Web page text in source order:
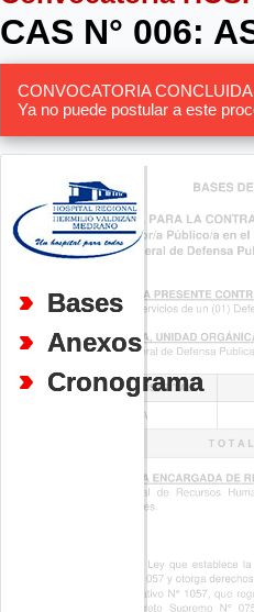
CAS N° 006:
CONVOCATORIA
Ya no puede postular a este
Bases
Anexos
Cronograma